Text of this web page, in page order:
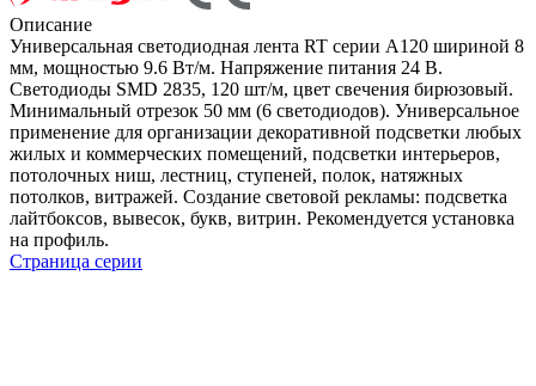
Описание
Универсальная светодиодная лента RT серии A120 шириной 8
мм, мощностью 9.6 Вт/м. Напряжение питания 24 В.
Светодиоды SMD 2835, 120 шт/м, цвет свечения бирюзовый.
Минимальный отрезок 50 мм (6 светодиодов). Универсальное
применение для организации декоративной подсветки любых
жилых и коммерческих помещений, подсветки интерьеров,
потолочных ниш, лестниц, ступеней, полок, натяжных
потолков, витражей. Создание световой рекламы: подсветка
лайтбоксов, вывесок, букв, витрин. Рекомендуется установка
на профиль.
Страница серии